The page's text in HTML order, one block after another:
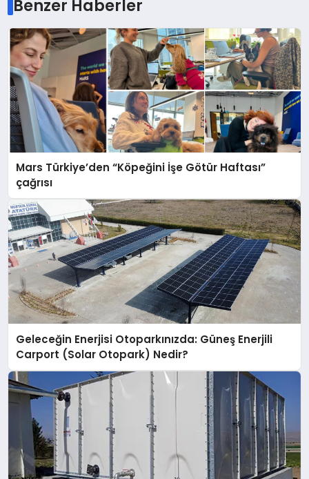
Benzer Haberler
Mars Türkiye’den “Köpeğini İşe Götür Haftası”
çağrısı
Geleceğin Enerjisi Otoparkınızda: Güneş Enerjili
Carport (Solar Otopark) Nedir?